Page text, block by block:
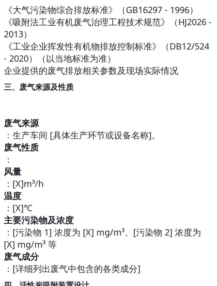
《大气污染物综合排放标准》（GB16297 - 1996）
《吸附法工业有机废气治理工程技术规范》（HJ2026 -
2013）
《工业企业挥发性有机物排放控制标准》（DB12/524
- 2020）（以当地标准为准）
企业提供的废气排放相关参数及现场实际情况
三、废气来源及性质
废气来源
：生产车间 [具体生产环节或设备名称]。
废气性质
：
风量
：[X]m³/h
温度
：[X]℃
主要污染物及浓度
：[污染物 1] 浓度为 [X] mg/m³、[污染物 2] 浓度为
[X] mg/m³ 等
废气成分
：[详细列出废气中包含的各类成分]